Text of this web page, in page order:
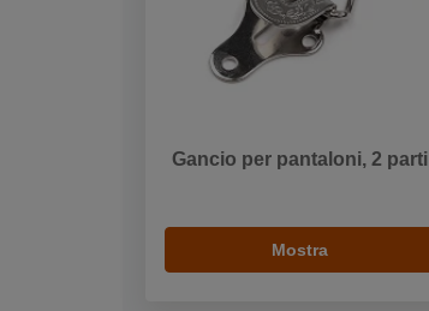
Gancio per pantaloni, 2 parti
Mostra